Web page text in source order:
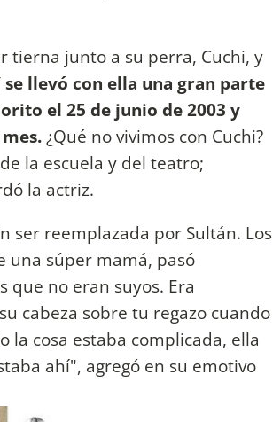
tierna junto a su perra, Cuchi, y
se llevó con ella una gran parte
el 25 de junio de 2003 y
¿Qué no vivimos con Cuchi?
la escuela y del teatro;
la actriz.
ser reemplazada por Sultán. Los
una súper mamá, pasó
que no eran suyos. Era
cabeza sobre tu regazo cuando
la cosa estaba complicada, ella
ahí", agregó en su emotivo